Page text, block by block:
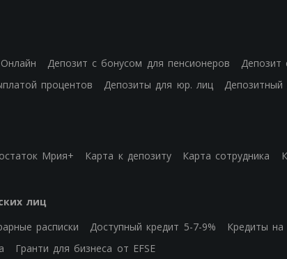
Депозит с бонусом для пенсионеров
Депозит
процентов
Депозиты для юр. лиц Депозитный
Мрия+
Карта к депозиту Карта сотрудника
лиц
расписки Доступный кредит 5-7-9% Кредиты на
Гранти для бизнеса от EFSE